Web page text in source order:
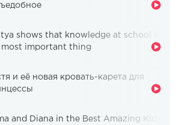
shows that knowledge at school is
most important thing
и её новая кровать-карета для
and Diana in the Best Amazing Kids